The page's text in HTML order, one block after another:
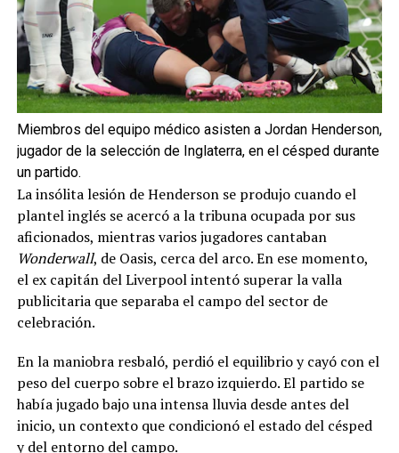
Miembros del equipo médico asisten a Jordan Henderson,
jugador de la selección de Inglaterra, en el césped durante
un partido.
La insólita lesión de Henderson se produjo cuando el
plantel inglés se acercó a la tribuna ocupada por sus
aficionados, mientras varios jugadores cantaban
Wonderwall, de Oasis, cerca del arco. En ese momento,
el ex capitán del Liverpool intentó superar la valla
publicitaria que separaba el campo del sector de
celebración.
En la maniobra resbaló, perdió el equilibrio y cayó con el
peso del cuerpo sobre el brazo izquierdo. El partido se
había jugado bajo una intensa lluvia desde antes del
inicio, un contexto que condicionó el estado del césped
y del entorno del campo.